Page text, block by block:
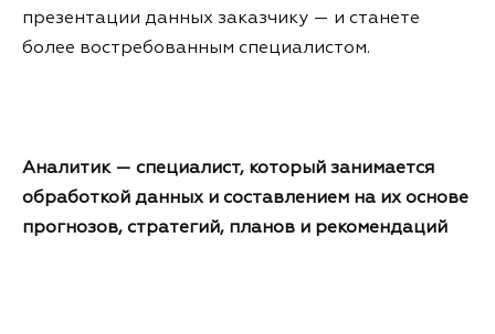
презентации данных заказчику — и станете
более востребованным специалистом.
Аналитик — специалист, который занимается
обработкой данных и составлением на их основе
прогнозов, стратегий, планов и рекомендаций